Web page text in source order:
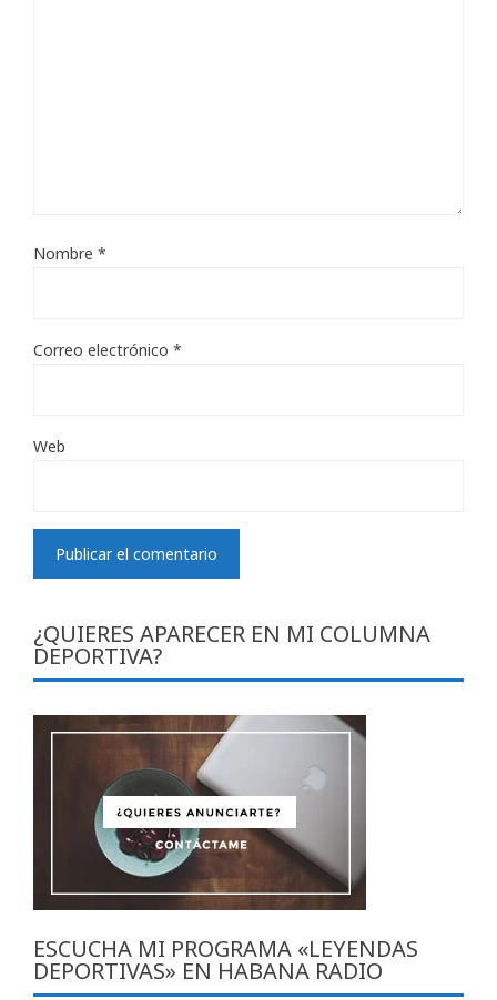
Nombre *
Correo electrónico *
Web
¿QUIERES APARECER EN MI COLUMNA
DEPORTIVA?
ESCUCHA MI PROGRAMA «LEYENDAS
DEPORTIVAS» EN HABANA RADIO